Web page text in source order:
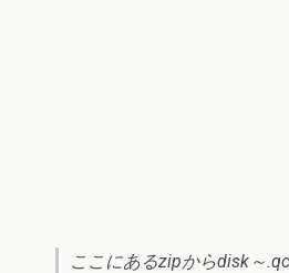
ここにあるzipからdisk～